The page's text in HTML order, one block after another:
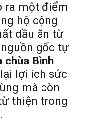
ra một điểm
hộ cộng
dầu ăn từ
gốc tự
chùa Bình
lợi ích sức
mà còn
thiện trong